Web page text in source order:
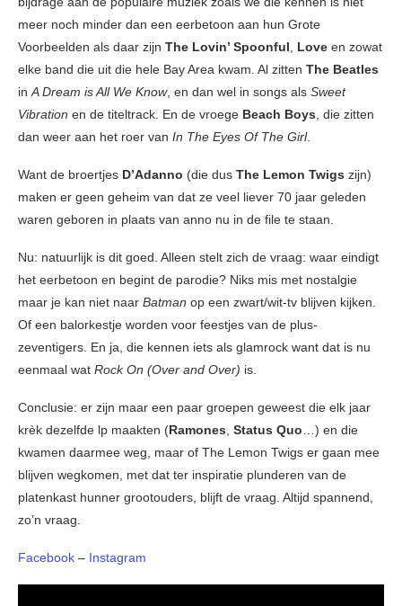
meer noch minder dan een eerbetoon aan hun Grote
Voorbeelden als daar zijn The Lovin’ Spoonful, Love en zowat
elke band die uit die hele Bay Area kwam. Al zitten The Beatles
inA Dream is All We Know, en dan wel in songs als Sweet
Vibration en de titeltrack. En de vroege Beach Boys, die zitten
dan weer aan het roer van In The Eyes Of The Girl.
Want de broertjes D’Adanno (die dus The Lemon Twigs zijn)
maken er geen geheim van dat ze veel liever 70 jaar geleden
waren geboren in plaats van anno nu in de file te staan.
Nu: natuurlijk is dit goed. Alleen stelt zich de vraag: waar eindigt
het eerbetoon en begint de parodie? Niks mis met nostalgie
maar je kan niet naar Batman op een zwart/wit-tv blijven kijken.
Of een balorkestje worden voor feestjes van de plus-
zeventigers. En ja, die kennen iets als glamrock want dat is nu
eenmaal wat Rock On (Over and Over) is.
Conclusie: er zijn maar een paar groepen geweest die elk jaar
krèk dezelfde lp maakten (Ramones, Status Quo…) en die
kwamen daarmee weg, maar of The Lemon Twigs er gaan mee
blijven wegkomen, met dat ter inspiratie plunderen van de
platenkast hunner grootouders, blijft de vraag. Altijd spannend,
zo’n vraag.
Facebook – Instagram